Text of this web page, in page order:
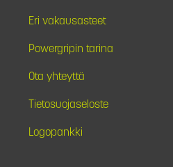
Eri vakausasteet
Powergripin tarina
Ota yhteyttä
Tietosuojaseloste
Logopankki